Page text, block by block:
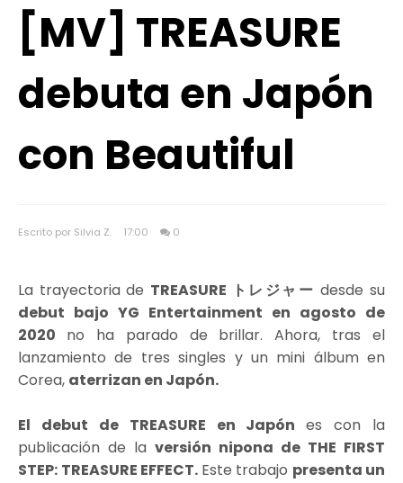
[MV] TREASURE
debuta en Japón
con Beautiful
Escrito por Silvia Z. 17:00 0
La trayectoria de TREASURE トレジャーdesde su
debut bajo YG Entertainment en agosto de
2020 no ha parado de brillar. Ahora, tras el
lanzamiento de tres singles y un mini álbum en
Corea, aterrizan en Japón.
El debut de TREASURE en Japónes con la
publicación de la versión nipona de THE FIRST
STEP: TREASURE EFFECT. Este trabajo presenta un